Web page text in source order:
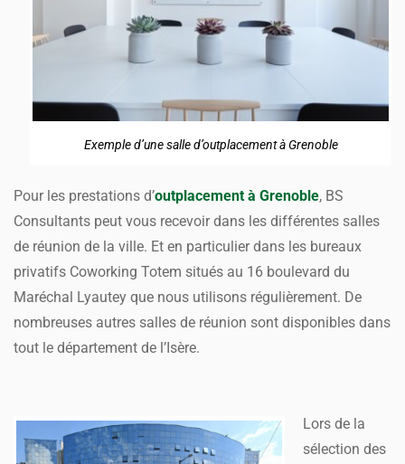
Exemple d’une salle d’outplacement à Grenoble
Pour les prestations d’outplacement à Grenoble, BS
Consultants peut vous recevoir dans les différentes salles
de réunion de la ville. Et en particulier dans les bureaux
privatifs Coworking Totem situés au 16 boulevard du
Maréchal Lyautey que nous utilisons régulièrement. De
nombreuses autres salles de réunion sont disponibles dans
tout le département de l’Isère.
Lors de la
sélection des